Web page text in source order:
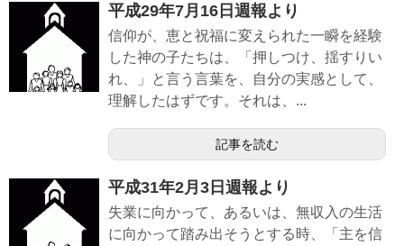
平成29年7月16日週報より
信仰が、恵と祝福に変えられた一瞬を経験
した神の子たちは、「押しつけ、揺すりい
れ、」と言う言葉を、自分の実感として、
理解したはずです。それは、...
記事を読む
平成31年2月3日週報より
失業に向かって、あるいは、無収入の生活
に向かって踏み出そうとする時、「主を信